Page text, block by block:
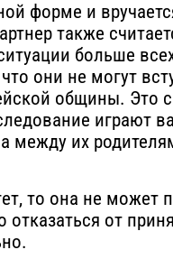
форме и
также
больше
они не могут
общины. Это
играют
между их
то она не может
от